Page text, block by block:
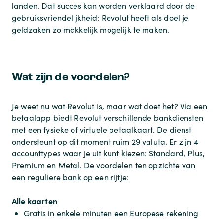
landen. Dat succes kan worden verklaard door de
gebruiksvriendelijkheid: Revolut heeft als doel je
geldzaken zo makkelijk mogelijk te maken.
Wat zijn de voordelen?
Je weet nu wat Revolut is, maar wat doet het? Via een
betaalapp biedt Revolut verschillende bankdiensten
met een fysieke of virtuele betaalkaart. De dienst
ondersteunt op dit moment ruim 29 valuta. Er zijn 4
accounttypes waar je uit kunt kiezen: Standard, Plus,
Premium en Metal. De voordelen ten opzichte van
een reguliere bank op een rijtje:
Alle kaarten
Gratis in enkele minuten een Europese rekening